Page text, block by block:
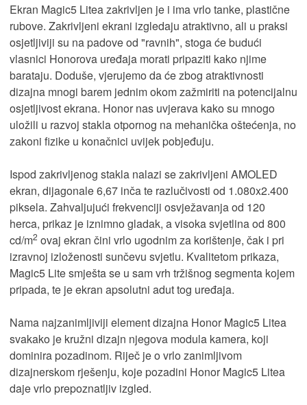
Ekran Magic5 Litea zakrivljen je i ima vrlo tanke, plastične
rubove. Zakrivljeni ekrani izgledaju atraktivno, ali u praksi
osjetljiviji su na padove od "ravnih", stoga će budući
vlasnici Honorova uređaja morati pripaziti kako njime
barataju. Doduše, vjerujemo da će zbog atraktivnosti
dizajna mnogi barem jednim okom zažmiriti na potencijalnu
osjetljivost ekrana. Honor nas uvjerava kako su mnogo
uložili u razvoj stakla otpornog na mehanička oštećenja, no
zakoni fizike u konačnici uvijek pobjeđuju.
Ispod zakrivljenog stakla nalazi se zakrivljeni AMOLED
ekran, dijagonale 6,67 inča te razlučivosti od 1.080x2.400
piksela. Zahvaljujući frekvenciji osvježavanja od 120
herca, prikaz je iznimno gladak, a visoka svjetlina od 800
cd/m2 ovaj ekran čini vrlo ugodnim za korištenje, čak i pri
izravnoj izloženosti sunčevu svjetlu. Kvalitetom prikaza,
Magic5 Lite smješta se u sam vrh tržišnog segmenta kojem
pripada, te je ekran apsolutni adut tog uređaja.
Nama najzanimljiviji element dizajna Honor Magic5 Litea
svakako je kružni dizajn njegova modula kamera, koji
dominira pozadinom. Riječ je o vrlo zanimljivom
dizajnerskom rješenju, koje pozadini Honor Magic5 Litea
daje vrlo prepoznatljiv izgled.